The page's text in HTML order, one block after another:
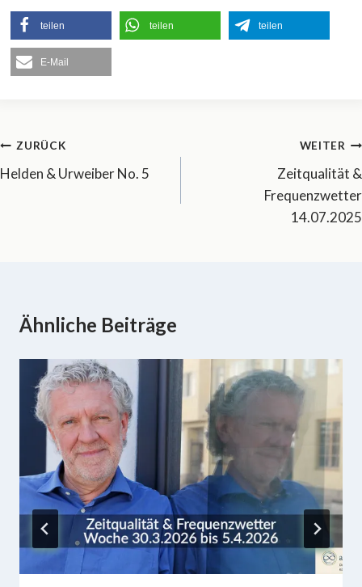
teilen teilen teilen
E-Mail
Beitragsnavigation
ZURÜCK
Helden & Urweiber No. 5
WEITER
Zeitqualität &
Frequenzwetter
14.07.2025
Ähnliche Beiträge